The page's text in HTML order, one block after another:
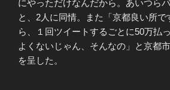
にやっただけなんだから。あいつら
と、2人に同情。また「京都良い所で
ら、１回ツイートするごとに50万払
よくないじゃん、そんなの」と京都
を呈した。